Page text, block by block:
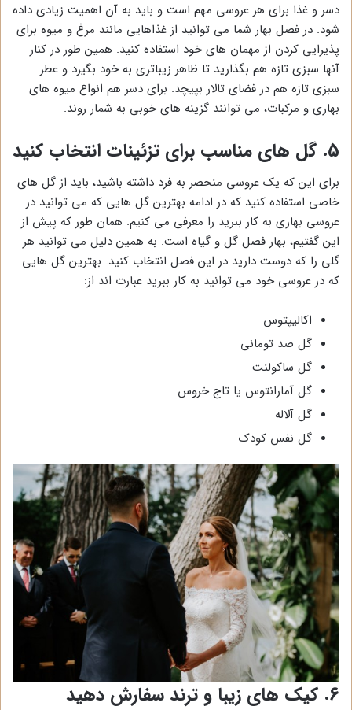
دسر و غذا برای هر عروسی مهم است و باید به آن اهمیت زیادی داده
شود. در فصل بهار شما می توانید از غذاهایی مانند مرغ و میوه برای
پذیرایی کردن از مهمان های خود استفاده کنید. همین طور در کنار
آنها سبزی تازه هم بگذارید تا ظاهر زیباتری به خود بگیرد و عطر
سبزی تازه هم در فضای تالار بپیچد. برای دسر هم انواع میوه های
بهاری و مرکبات، می توانند گزینه های خوبی به شمار روند.
5. گل های مناسب برای تزئینات انتخاب کنید
برای این که یک عروسی منحصر به فرد داشته باشید، باید از گل های
خاصی استفاده کنید که در ادامه بهترین گل هایی که می توانید در
عروسی بهاری به کار ببرید را معرفی می کنیم. همان طور که پیش از
این گفتیم، بهار فصل گل و گیاه است. به همین دلیل می توانید هر
گلی را که دوست دارید در این فصل انتخاب کنید. بهترین گل هایی
که در عروسی خود می توانید به کار ببرید عبارت اند از:
اکالیپتوس
گل صد تومانی
گل ساکولنت
گل آمارانتوس یا تاج خروس
گل آلاله
گل نفس کودک
6. کیک های زیبا و ترند سفارش دهید